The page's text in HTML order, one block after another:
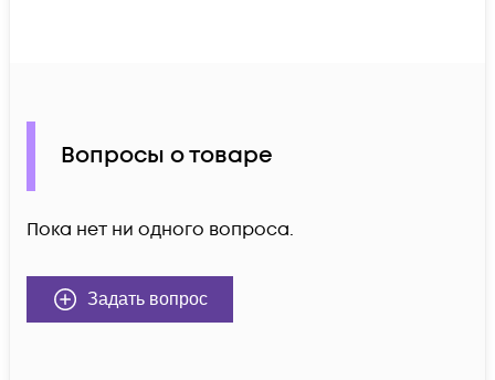
Вопросы о товаре
Пока нет ни одного вопроса.
Задать вопрос